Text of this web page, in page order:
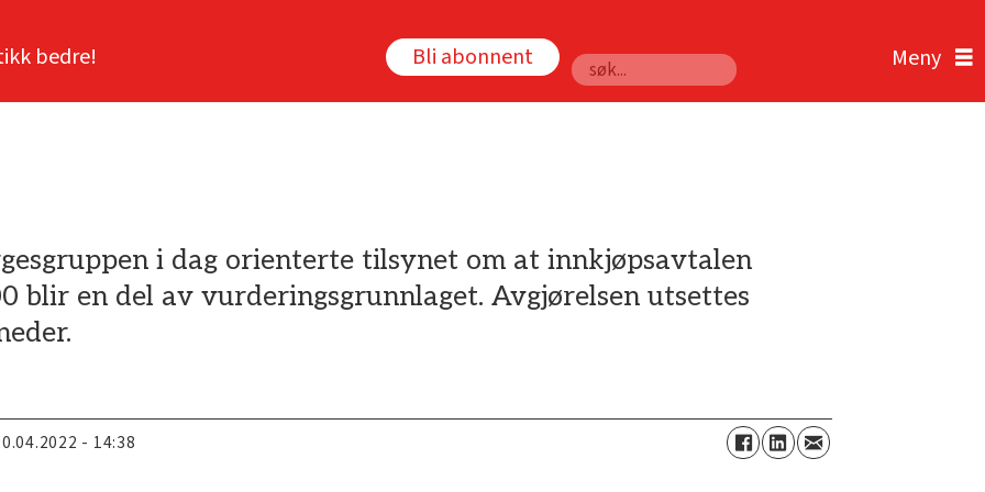
bedre! Bli abonnent
Søk
i dag orienterte tilsynet om at innkjøpsavtalen
blir en del av vurderingsgrunnlaget. Avgjørelsen utsettes
20.04.2022 - 14:38